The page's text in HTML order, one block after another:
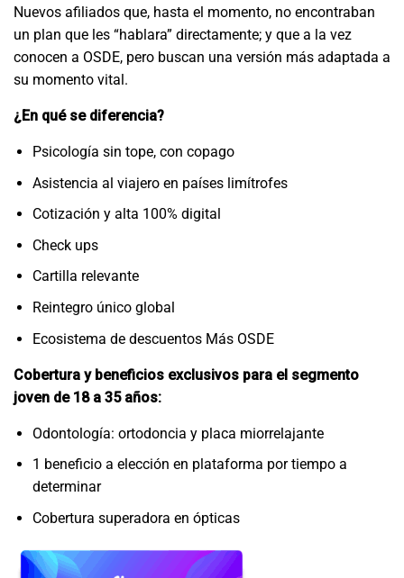
Nuevos afiliados que, hasta el momento, no encontraban
un plan que les “hablara” directamente; y que a la vez
conocen a OSDE, pero buscan una versión más adaptada a
su momento vital.
¿En qué se diferencia?
Psicología sin tope, con copago
Asistencia al viajero en países limítrofes
Cotización y alta 100% digital
Check ups
Cartilla relevante
Reintegro único global
Ecosistema de descuentos Más OSDE
Cobertura y beneficios exclusivos para el segmento
joven de 18 a 35 años:
Odontología: ortodoncia y placa miorrelajante
1 beneficio a elección en plataforma por tiempo a
determinar
Cobertura superadora en ópticas